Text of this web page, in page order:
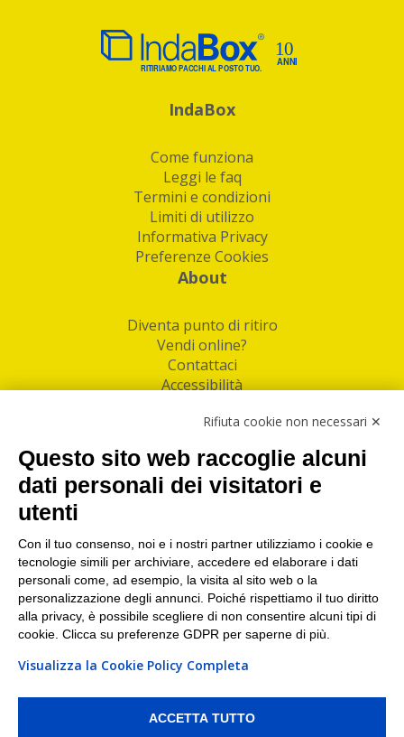
IndaBox
Come funziona
Leggi le faq
Termini e condizioni
Limiti di utilizzo
Informativa Privacy
Preferenze Cookies
About
Diventa punto di ritiro
Vendi online?
Contattaci
Accessibilità
Facebook
Linkedin
I nostri punti di ritiro e spedizione pacchi nelle
maggiori città italiane
Torino|Milano|Roma|Bologna|Firenze| Genova
Napoli|Varese
PI/CF/N°Iscr.: 10821360012 | REA: RM 1494760 | Cap.Soc.: 50.000€ |
Whistleblowing|Privacy |Preferenze Cookies
Rifiuta cookie non necessari ✕
Questo sito web raccoglie alcuni
dati personali dei visitatori e
utenti
Con il tuo consenso, noi e i nostri partner utilizziamo i cookie e
tecnologie simili per archiviare, accedere ed elaborare i dati
personali come, ad esempio, la visita al sito web o la
personalizzazione degli annunci. Poiché rispettiamo il tuo diritto
alla privacy, è possibile scegliere di non consentire alcuni tipi di
cookie. Clicca su preferenze GDPR per saperne di più.
Visualizza la Cookie Policy Completa
ACCETTA TUTTO